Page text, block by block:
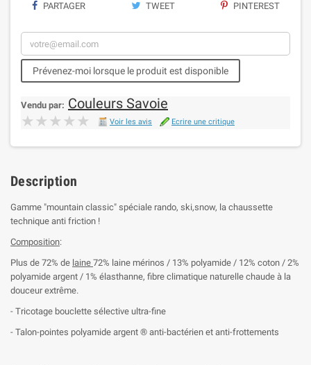
PARTAGER TWEET PINTEREST
Prévenez-moi lorsque le produit est disponible
Vendu par: Couleurs Savoie
★★★★★
★★★★★ Voir les avis Ecrire une critique
Description
Gamme "mountain classic" spéciale rando, ski,snow, la chaussette
technique anti friction !
Composition:
Plus de 72% de laine 72% laine mérinos / 13% polyamide / 12% coton / 2%
polyamide argent / 1% élasthanne, fibre climatique naturelle chaude à la
douceur extrême.
- Tricotage bouclette sélective ultra-fine
- Talon-pointes polyamide argent ® anti-bactérien et anti-frottements